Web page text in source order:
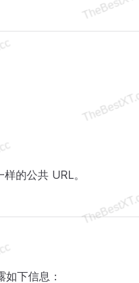
的公共 URL。
下信息：